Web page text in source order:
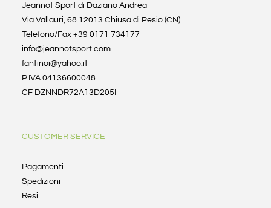
Jeannot Sport di Daziano Andrea
Via Vallauri, 68 12013 Chiusa di Pesio (CN)
Telefono/Fax +39 0171 734177
info@jeannotsport.com
fantinoi@yahoo.it
P.IVA 04136600048
CF DZNNDR72A13D205I
CUSTOMER SERVICE
Pagamenti
Spedizioni
Resi